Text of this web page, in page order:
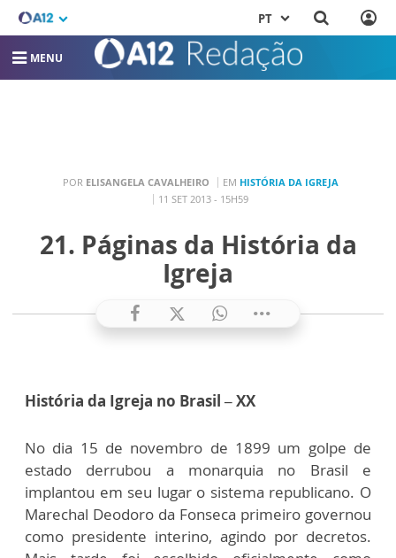
PT
MENU
POR ELISANGELA CAVALHEIRO EM HISTÓRIA DA IGREJA
11 SET 2013 - 15H59
21. Páginas da História da
Igreja
História da Igreja no Brasil – XX
No dia 15 de novembro de 1899 um golpe de
estado derrubou a monarquia no Brasil e
implantou em seu lugar o sistema republicano. O
Marechal Deodoro da Fonseca primeiro governou
como presidente interino, agindo por decretos.